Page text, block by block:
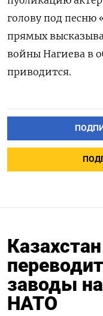
голову под песню
прямых
войны Нагиева в
приводится.
заводы
НАТО